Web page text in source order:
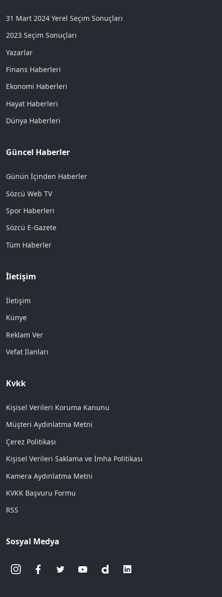
31 Mart 2024 Yerel Seçim Sonuçları
2023 Seçim Sonuçları
Yazarlar
Finans Haberleri
Ekonomi Haberleri
Hayat Haberleri
Dünya Haberleri
Güncel Haberler
Günün İçinden Haberler
Sözcü Web TV
Spor Haberleri
Sözcü E-Gazete
Tüm Haberler
İletişim
İletişim
Künye
Reklam Ver
Vefat İlanları
Kvkk
Kişisel Verileri Koruma Kanunu
Müşteri Aydınlatma Metni
Çerez Politikası
Kişisel Verileri Saklama ve İmha Politikası
Kamera Aydınlatma Metni
KVKK Başvuru Formu
RSS
Sosyal Medya